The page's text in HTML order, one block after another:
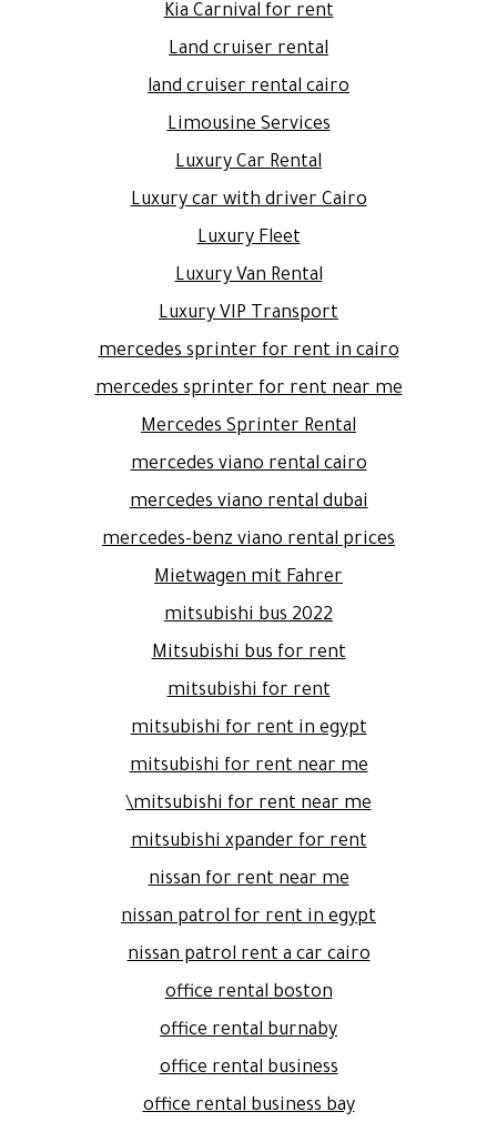
Kia Carnival for rent
Land cruiser rental
land cruiser rental cairo
Limousine Services
Luxury Car Rental
Luxury car with driver Cairo
Luxury Fleet
Luxury Van Rental
Luxury VIP Transport
mercedes sprinter for rent in cairo
mercedes sprinter for rent near me
Mercedes Sprinter Rental
mercedes viano rental cairo
mercedes viano rental dubai
mercedes-benz viano rental prices
Mietwagen mit Fahrer
mitsubishi bus 2022
Mitsubishi bus for rent
mitsubishi for rent
mitsubishi for rent in egypt
mitsubishi for rent near me
mitsubishi for rent near me\
mitsubishi xpander for rent
nissan for rent near me
nissan patrol for rent in egypt
nissan patrol rent a car cairo
office rental boston
office rental burnaby
office rental business
office rental business bay